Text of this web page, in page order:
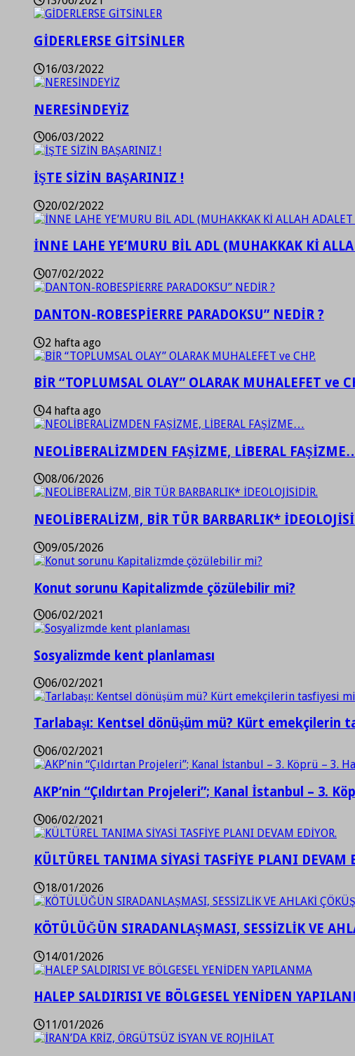
GİDERLERSE GİTSİNLER
16/03/2022
NERESİNDEYİZ
06/03/2022
İŞTE SİZİN BAŞARINIZ !
20/02/2022
İNNE LAHE YE’MURU BİL ADL (MUHAKKAK Kİ
07/02/2022
DANTON-ROBESPİERRE PARADOKSU” NEDİR ?
2 hafta ago
BİR “TOPLUMSAL OLAY” OLARAK MUHALEFET ve
4 hafta ago
NEOLİBERALİZMDEN FAŞİZME, LİBERAL
08/06/2026
NEOLİBERALİZM, BİR TÜR BARBARLIK*
09/05/2026
Konut sorunu Kapitalizmde çözülebilir mi?
06/02/2021
Sosyalizmde kent planlaması
06/02/2021
Tarlabaşı: Kentsel dönüşüm mü? Kürt emekçilerin
06/02/2021
AKP’nin “Çıldırtan Projeleri”; Kanal İstanbul – 3.
06/02/2021
KÜLTÜREL TANIMA SİYASİ TASFİYE PLANI DEVAM
18/01/2026
KÖTÜLÜĞÜN SIRADANLAŞMASI, SESSİZLİK VE
14/01/2026
HALEP SALDIRISI VE BÖLGESEL YENİDEN
11/01/2026